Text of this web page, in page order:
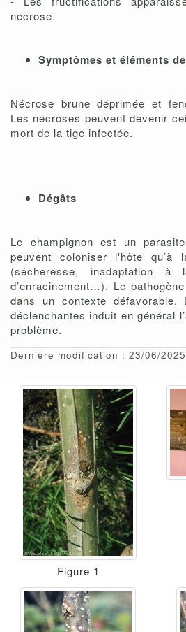
nécrose.
Symptômes et éléments
Nécrose brune déprimée et
Les nécroses peuvent devenir
mort de la tige infectée.
Dégâts
Le champignon est un
peuvent coloniser l'hôte qu’à
(sécheresse, inadaptation à
d’enracinement…). Le
dans un contexte défavorable.
déclenchantes induit en général
problème.
Dernière modification : 23/06/2025
Figure 1